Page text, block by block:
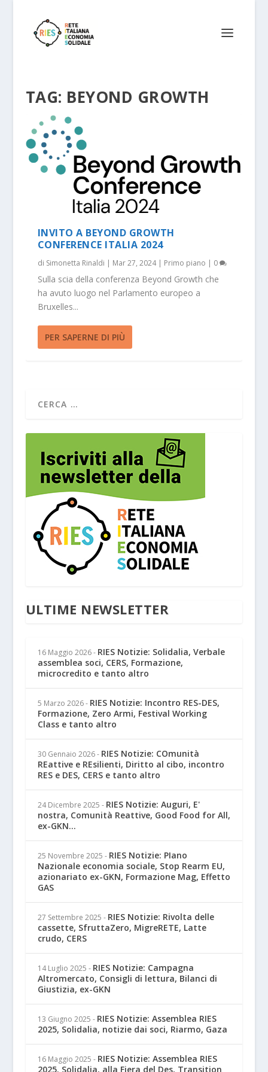
TAG: BEYOND GROWTH
INVITO A BEYOND GROWTH
CONFERENCE ITALIA 2024
di Simonetta Rinaldi | Mar 27, 2024| Primo piano | 0
Sulla scia della conferenza Beyond Growth che
ha avuto luogo nel Parlamento europeo a
Bruxelles...
PER SAPERNE DI PIÙ
ULTIME NEWSLETTER
16 Maggio 2026 - RIES Notizie: Solidalia, Verbale
assemblea soci, CERS, Formazione,
microcredito e tanto altro
5 Marzo 2026 - RIES Notizie: Incontro RES-DES,
Formazione, Zero Armi, Festival Working
Class e tanto altro
30 Gennaio 2026 - RIES Notizie: COmunità
REattive e REsilienti, Diritto al cibo, incontro
RES e DES, CERS e tanto altro
24 Dicembre 2025 - RIES Notizie: Auguri, E'
nostra, Comunità Reattive, Good Food for All,
ex-GKN...
25 Novembre 2025 - RIES Notizie: PIano
Nazionale economia sociale, Stop Rearm EU,
azionariato ex-GKN, Formazione Mag, Effetto
GAS
27 Settembre 2025 - RIES Notizie: Rivolta delle
cassette, SfruttaZero, MigreRETE, Latte
crudo, CERS
14 Luglio 2025 - RIES Notizie: Campagna
Altromercato, Consigli di lettura, Bilanci di
Giustizia, ex-GKN
13 Giugno 2025 - RIES Notizie: Assemblea RIES
2025, Solidalia, notizie dai soci, Riarmo, Gaza
16 Maggio 2025 - RIES Notizie: Assemblea RIES
2025. Solidalia, alla Fiera del Des, Transition